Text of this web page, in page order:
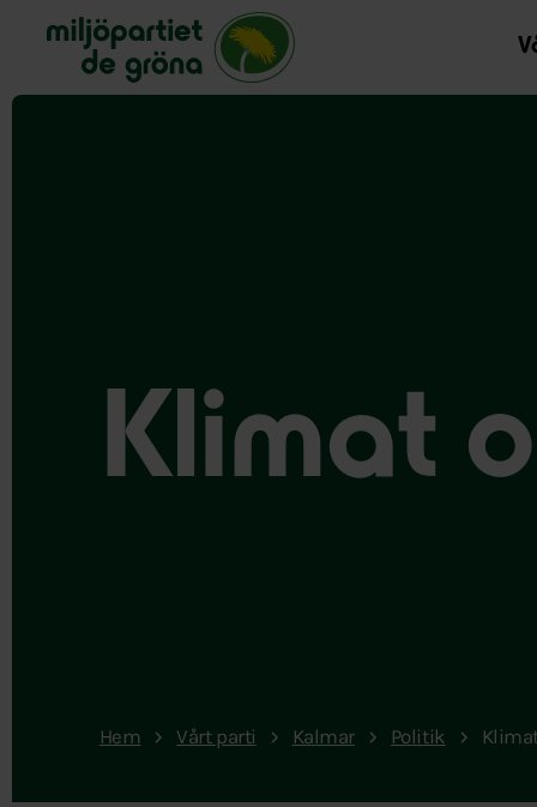
Miljöpartiet de gröna, startsida
Klimat
Hem Vårt parti Kalmar Politik